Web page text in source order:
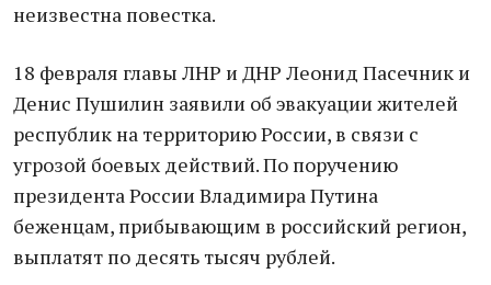
неизвестна повестка.
18 февраля главы ЛНР и ДНР Леонид Пасечник и
Денис Пушилин заявили об эвакуации жителей
республик на территорию России, в связи с
угрозой боевых действий. По поручению
президента России Владимира Путина
беженцам, прибывающим в российский регион,
выплатят по десять тысяч рублей.